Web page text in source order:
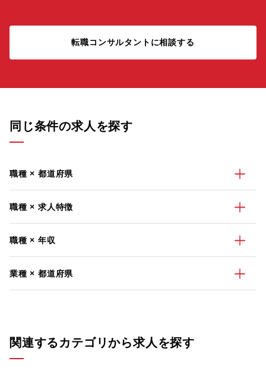
転職コンサルタントに相談する
同じ条件の求人を探す
職種 × 都道府県
職種 × 求人特徴
職種 × 年収
業種 × 都道府県
関連するカテゴリから求人を探す